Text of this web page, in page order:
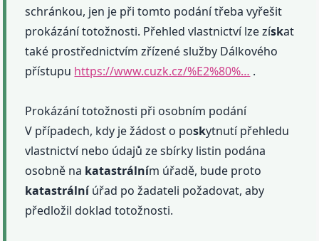
schránkou, jen je při tomto podání třeba vyřešit
prokázání totožnosti. Přehled vlastnictví lze získat
také prostřednictvím zřízené služby Dálkového
přístupu https://www.cuzk.cz/%E2%80%… .
Prokázání totožnosti při osobním podání
V případech, kdy je žádost o poskytnutí přehledu
vlastnictví nebo údajů ze sbírky listin podána
osobně na katastrálním úřadě, bude proto
katastrálníúřad po žadateli požadovat, aby
předložil doklad totožnosti.